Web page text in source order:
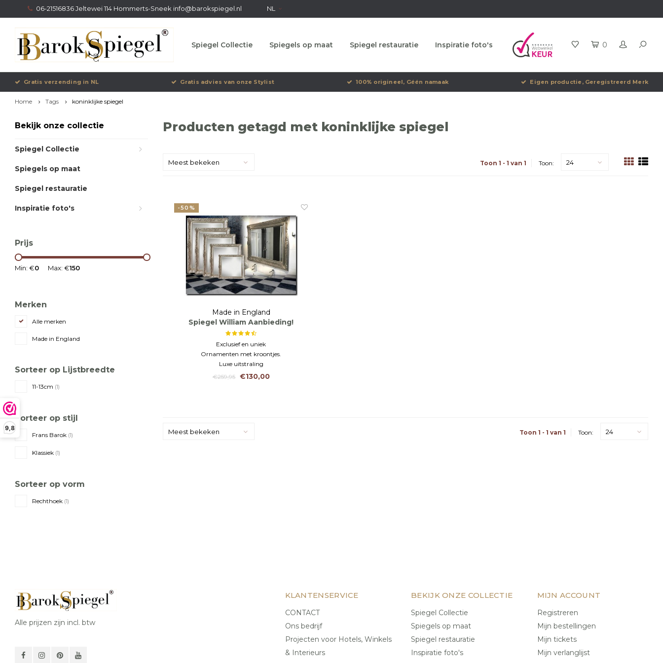
9,8
06-21516836 Jeltewei 114 Hommerts-Sneek info@barokspiegel.nl NL
Spiegel Collectie Spiegels op maat Spiegel restauratie Inspiratie foto's 0
Gratis verzending in NL Gratis advies van onze Stylist 100% origineel, Géén namaak Eigen productie, Geregistreerd Merk
Home Tags koninklijke spiegel
Bekijk onze collectie
Spiegel Collectie
Spiegels op maat
Spiegel restauratie
Inspiratie foto's
Prijs
Min: €0 Max: €150
Merken
Alle merken
Made in England
Sorteer op Lijstbreedte
11-13cm (1)
Sorteer op stijl
Frans Barok (1)
Klassiek (1)
Sorteer op vorm
Rechthoek (1)
Producten getagd met koninklijke spiegel
Meest bekeken Toon 1 - 1 van 1 Toon: 24
-50%
Made in England
Spiegel William Aanbieding!
Exclusief en uniek
Ornamenten met kroontjes.
Luxe uitstraling
€259,95
€130,00
Meest bekeken Toon 1 - 1 van 1 Toon: 24
Alle prijzen zijn incl. btw
KLANTENSERVICE
CONTACT
Ons bedrijf
Projecten voor Hotels, Winkels
& Interieurs
BEKIJK ONZE COLLECTIE
Spiegel Collectie
Spiegels op maat
Spiegel restauratie
Inspiratie foto's
MIJN ACCOUNT
Registreren
Mijn bestellingen
Mijn tickets
Mijn verlanglijst